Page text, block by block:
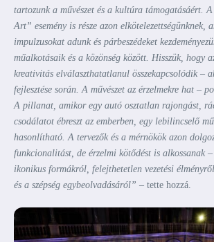
tartozunk a művészet és a kultúra támogatásáért.
Art” esemény is része azon elkötelezettségünknek,
impulzusokat adunk és párbeszédeket
műalkotásaik és a közönség között. Hisszük, hogy
kreativitás elválaszthatatlanul összekapcsolódik –
fejlesztése során. A művészet az érzelmekre hat –
A pillanat, amikor egy autó osztatlan rajongást,
csodálatot ébreszt az emberben, egy lebilincselő
hasonlítható. A tervezők és a mérnökök azon
funkcionalitást, de érzelmi kötődést is alkossanak
ikonikus formákról, felejthetetlen vezetési
és a szépség egybeolvadásáról” – tette hozzá.